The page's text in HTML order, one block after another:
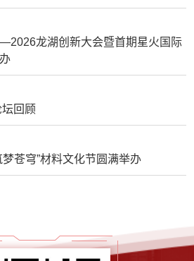
龙湖创新大会暨首期星火国际
回顾
苍穹”材料文化节圆满举办